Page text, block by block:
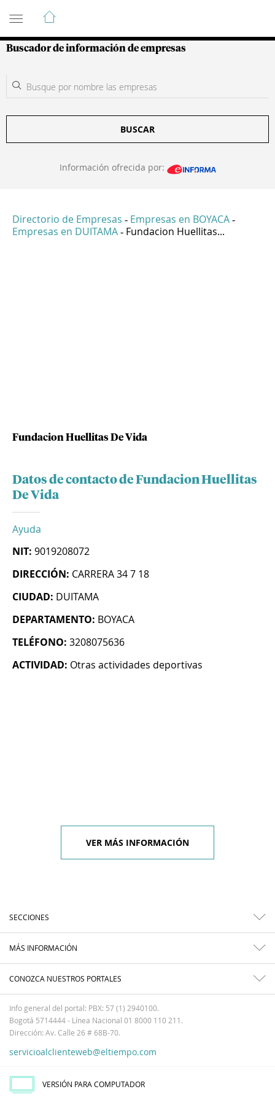
Guía de Empresas Colombianas
Buscador de información de empresas
BUSCAR
Información ofrecida por:
Directorio de Empresas - Empresas en BOYACA -
Empresas en DUITAMA - Fundacion Huellitas...
Fundacion Huellitas De Vida
Datos de contacto de Fundacion Huellitas
De Vida
Ayuda
NIT: 9019208072
DIRECCIÓN: CARRERA 34 7 18
CIUDAD: DUITAMA
DEPARTAMENTO: BOYACA
TELÉFONO: 3208075636
ACTIVIDAD: Otras actividades deportivas
VER MÁS INFORMACIÓN
SECCIONES
MÁS INFORMACIÓN
CONOZCA NUESTROS PORTALES
Info general del portal: PBX: 57 (1) 2940100.
Bogotá 5714444 - Línea Nacional 01 8000 110 211.
Dirección: Av. Calle 26 # 68B-70.
servicioalclienteweb@eltiempo.com
VERSIÓN PARA COMPUTADOR